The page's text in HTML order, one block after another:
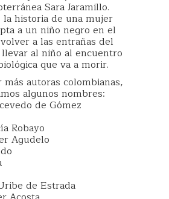
Sara Jaramillo.
la historia de una mujer
a un niño negro en el
a las entrañas del
al niño al encuentro
que va a morir.
autoras colombianas,
algunos nombres:
de Gómez
Robayo
Agudelo
de Estrada